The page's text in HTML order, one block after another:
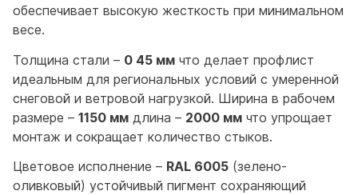
обеспечивает высокую жесткость при минимальном
весе.
Толщина стали – 0 45 мм что делает профлист
идеальным для региональных условий с умеренной
снеговой и ветровой нагрузкой. Ширина в рабочем
размере – 1150 мм длина – 2000 мм что упрощает
монтаж и сокращает количество стыков.
Цветовое исполнение – RAL 6005 (зелено-
оливковый) устойчивый пигмент сохраняющий